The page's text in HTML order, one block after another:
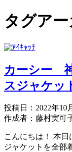
タグア
カーシー
スジャケッ
投稿日：2022年10
作成者：藤村実可
こんにちは！ 本
ジャケットを全部